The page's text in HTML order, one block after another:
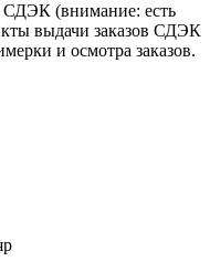
СДЭК (внимание: есть
выдачи заказов СДЭК
и осмотра заказов.